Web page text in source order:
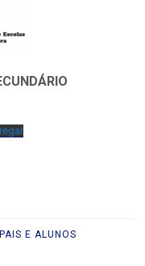
PAIS E ALUNOS